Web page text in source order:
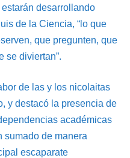
desarrollando
de la Ciencia, “lo que
que pregunten, que
se diviertan”.
de las y los nicolaitas
y destacó la presencia de
académicas
sumado de manera
escaparate